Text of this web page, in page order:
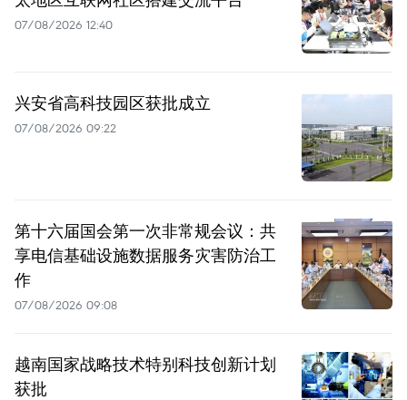
07/08/2026 12:40
兴安省高科技园区获批成立
07/08/2026 09:22
第十六届国会第一次非常规会议：共
享电信基础设施数据服务灾害防治工
作
07/08/2026 09:08
越南国家战略技术特别科技创新计划
获批